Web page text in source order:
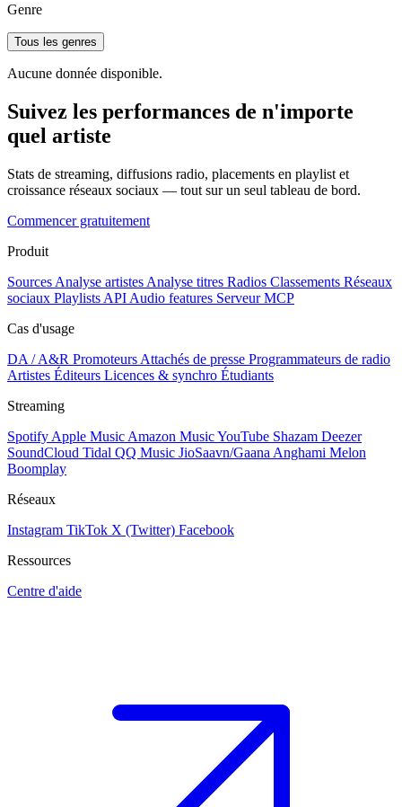
Genre
Tous les genres
Aucune donnée disponible.
Suivez les performances de n'importe
quel artiste
Stats de streaming, diffusions radio, placements en playlist et
croissance réseaux sociaux — tout sur un seul tableau de bord.
Commencer gratuitement
Produit
Sources Analyse artistes Analyse titres Radios Classements Réseaux
sociaux Playlists API Audio features Serveur MCP
Cas d'usage
DA / A&R Promoteurs Attachés de presse Programmateurs de radio
Artistes Éditeurs Licences & synchro Étudiants
Streaming
Spotify Apple Music Amazon MusicYouTube Shazam Deezer
SoundCloud Tidal QQ Music JioSaavn/Gaana Anghami Melon
Boomplay
Réseaux
Instagram TikTok X (Twitter) Facebook
Ressources
Centre d'aide